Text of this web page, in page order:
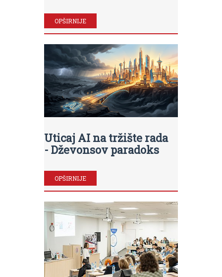
OPŠIRNIJE
Uticaj AI na tržište rada
- Dževonsov paradoks
OPŠIRNIJE